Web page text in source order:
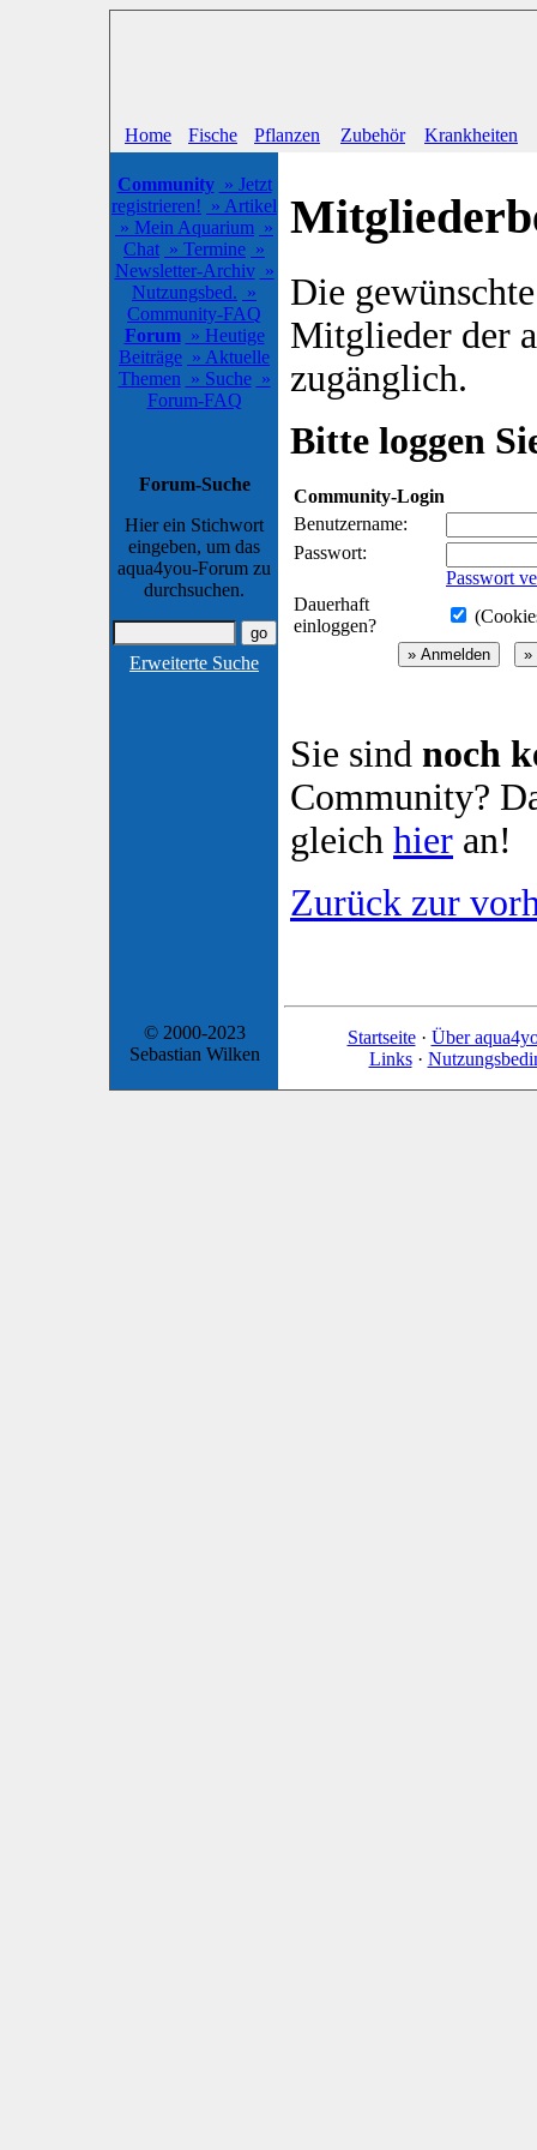
Home Fische Pflanzen Zubehör Krankheiten
Community » Jetzt
registrieren! » Artikel
» Mein Aquarium »
Chat » Termine »
Newsletter-Archiv »
Nutzungsbed. »
Community-FAQ
Forum » Heutige
Beiträge » Aktuelle
Themen » Suche »
Forum-FAQ
Forum-Suche
Hier ein Stichwort
eingeben, um das
aqua4you-Forum zu
durchsuchen.
Erweiterte Suche
Die
Mitglieder der
zugänglich.
Bitte loggen
Community-Login
Benutzername:
Passwort:
Passwort
Dauerhaft
einloggen?
Sie sind noch
Community?
gleich hier an!
Zurück zur
© 2000-2023
Sebastian Wilken
Startseite· Über
Links·